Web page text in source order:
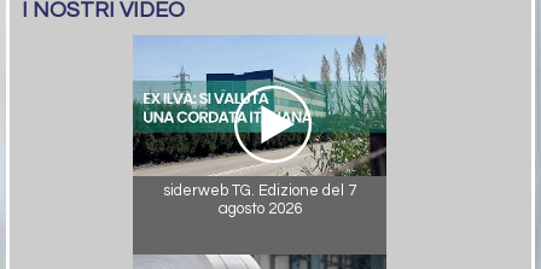
I NOSTRI VIDEO
siderweb TG. Edizione del 7
agosto 2026